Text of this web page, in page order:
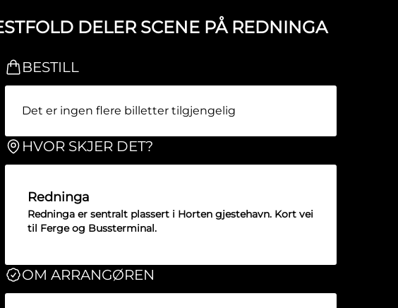
DELER SCENE PÅ REDNINGA
BESTILL
Det er ingen flere billetter tilgjengelig
HVOR SKJER DET?
Redninga
Redninga er sentralt plassert i Horten gjestehavn. Kort vei
til Ferge og Bussterminal.
OM ARRANGØREN